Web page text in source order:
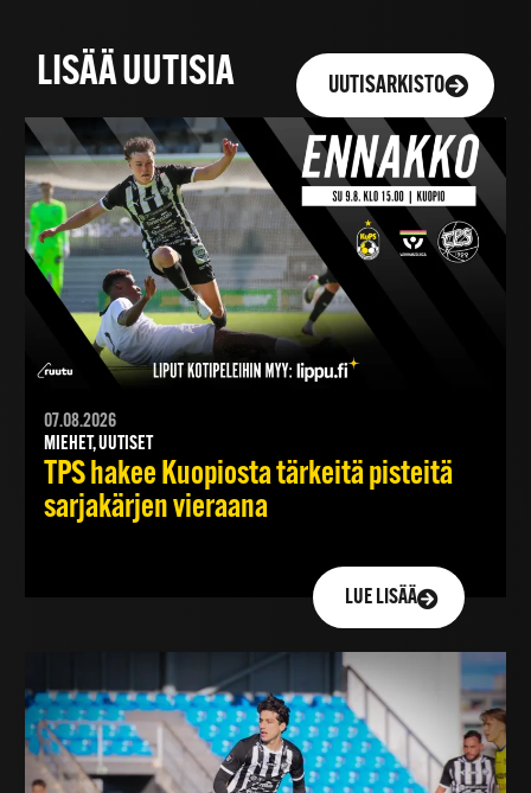
LISÄÄ UUTISIA UUTISARKISTO
07.08.2026
MIEHET, UUTISET
TPS hakee Kuopiosta tärkeitä pisteitä
sarjakärjen vieraana
LUE LISÄÄ